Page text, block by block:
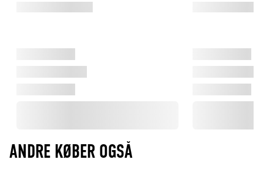
ANDRE KØBER OGSÅ